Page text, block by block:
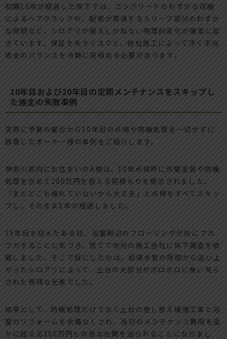
初期10年が経過した床下では、コンクリートのわずかな収縮
によるヘアクラックや、配管が貫通するスリーブ部分のわずか
な隙間など、シロアリが侵入しかねない物理的変化が確実に起
きています。保証を失うリスクと、他社施工によって浮く手元
資金のバランスを冷静に見極める必要があります。
10年目および20年目の定期メンテナンスをスキップし
た施主の失敗事例
実際に予算の都合から10年目の点検や防蟻処理を一切せずに
放置したオーナー様の事例をご紹介します。
神奈川県内にお住まいのA様は、10年点検時に外壁塗装や防蟻
処理を含めて200万円を超える見積もりを提示されました。
「まだどこも壊れていないから大丈夫」と点検をすべてスキッ
プし、そのまま5年が経過しました。
15年目を迎えたある日、浴室周辺のフローリングが妙にブカ
ブカすることに気づき、慌てて地元の施工会社に床下調査を依
頼しました。そこで目にしたのは、給排水管の隙間から這い上
がったシロアリによって、土台の大部分がボロボロに食い荒ら
された無残な光景でした。
結果として、防蟻処理だけでなく土台の差し替え補強工事と浴
室のリフォームを余儀なくされ、当初のメンテナンス費用を遥
かに超える350万円もの急な出費を迫られることになりまし